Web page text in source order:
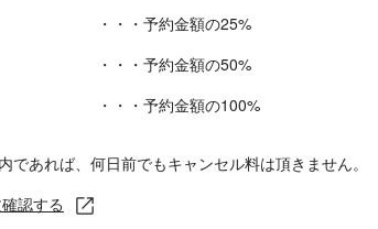
・・・予約金額の25%
・・・予約金額の50%
・・・予約金額の100%
であれば、何日前でもキャンセル料は頂きません。
認する